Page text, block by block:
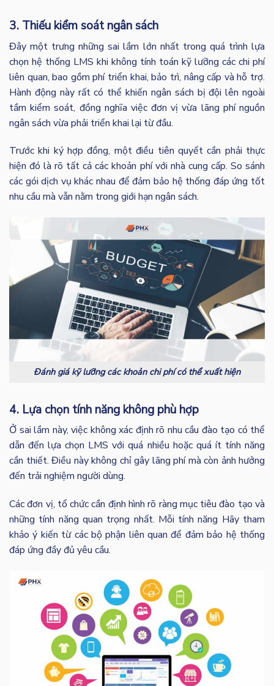
3. Thiếu kiểm soát ngân sách
Đây một trưng những sai lầm lớn nhất trong quá trình lựa
chọn hệ thống LMS khi không tính toán kỹ lưỡng các chi phí
liên quan, bao gồm phí triển khai, bảo trì, nâng cấp và hỗ trợ.
Hành động này rất có thể khiến ngân sách bị đội lên ngoài
tầm kiểm soát, đồng nghĩa việc đơn vị vừa lãng phí nguồn
ngân sách vừa phải triển khai lại từ đầu.
Trước khi ký hợp đồng, một điều tiên quyết cần phải thực
hiện đó là rõ tất cả các khoản phí với nhà cung cấp. So sánh
các gói dịch vụ khác nhau để đảm bảo hệ thống đáp ứng tốt
nhu cầu mà vẫn nằm trong giới hạn ngân sách.
Đánh giá kỹ lưỡng các khoản chi phí có thể xuất hiện
4. Lựa chọn tính năng không phù hợp
Ở sai lầm này, việc không xác định rõ nhu cầu đào tạo có thể
dẫn đến lựa chọn LMS với quá nhiều hoặc quá ít tính năng
cần thiết. Điều này không chỉ gây lãng phí mà còn ảnh hưởng
đến trải nghiệm người dùng.
Các đơn vị, tổ chức cần định hình rõ ràng mục tiêu đào tạo và
những tính năng quan trọng nhất. Mỗi tính năng Hãy tham
khảo ý kiến từ các bộ phận liên quan để đảm bảo hệ thống
đáp ứng đầy đủ yêu cầu.